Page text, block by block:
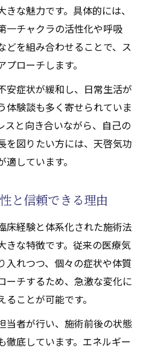
な魅力です。具体的には、
一チャクラの活性化や呼吸
どを組み合わせることで、ス
ローチします。
安症状が緩和し、日常生活が
体験談も多く寄せられていま
スと向き合いながら、自己の
を図りたい方には、天啓気功
しています。
と信頼できる理由
床経験と体系化された施術法
きな特徴です。従来の医療気
入れつつ、個々の症状や体質
ーチするため、急激な変化に
ことが可能です。
当者が行い、施術前後の状態
徹底しています。エネルギー